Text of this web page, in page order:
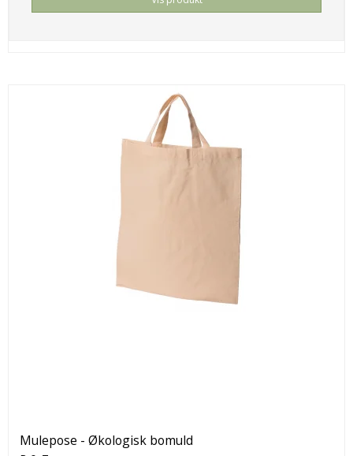
Mulepose - Økologisk bomuld